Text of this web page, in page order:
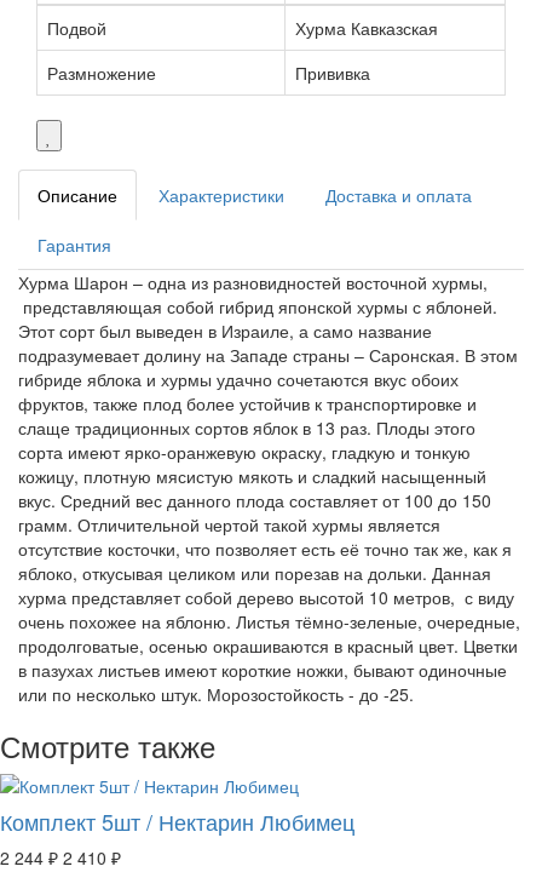
Подвой
Хурма Кавказская
Размножение
Прививка
Описание Характеристики Доставка и оплата
Гарантия
Хурма Шарон – одна из разновидностей восточной хурмы,
представляющая собой гибрид японской хурмы с яблоней.
Этот сорт был выведен в Израиле, а само название
подразумевает долину на Западе страны – Саронская. В этом
гибриде яблока и хурмы удачно сочетаются вкус обоих
фруктов, также плод более устойчив к транспортировке и
слаще традиционных сортов яблок в 13 раз. Плоды этого
сорта имеют ярко-оранжевую окраску, гладкую и тонкую
кожицу, плотную мясистую мякоть и сладкий насыщенный
вкус. Средний вес данного плода составляет от 100 до 150
грамм. Отличительной чертой такой хурмы является
отсутствие косточки, что позволяет есть её точно так же, как я
яблоко, откусывая целиком или порезав на дольки. Данная
хурма представляет собой дерево высотой 10 метров, с виду
очень похожее на яблоню. Листья тёмно-зеленые, очередные,
продолговатые, осенью окрашиваются в красный цвет. Цветки
в пазухах листьев имеют короткие ножки, бывают одиночные
или по несколько штук. Морозостойкость - до -25.
Смотрите также
Комплект 5шт / Нектарин Любимец
2 244 ₽ 2 410 ₽